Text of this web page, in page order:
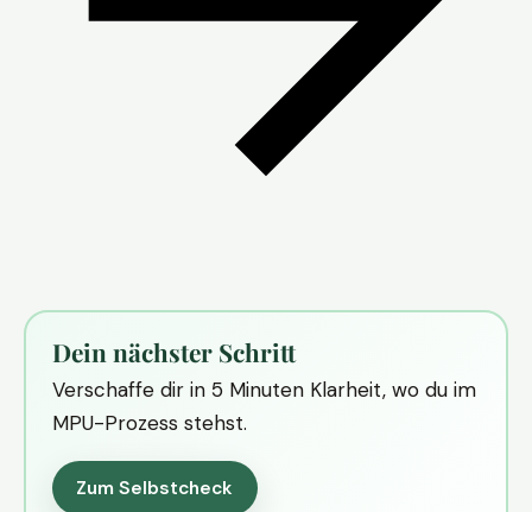
Dein nächster Schritt
Verschaffe dir in 5 Minuten Klarheit, wo du im
MPU-Prozess stehst.
Zum Selbstcheck